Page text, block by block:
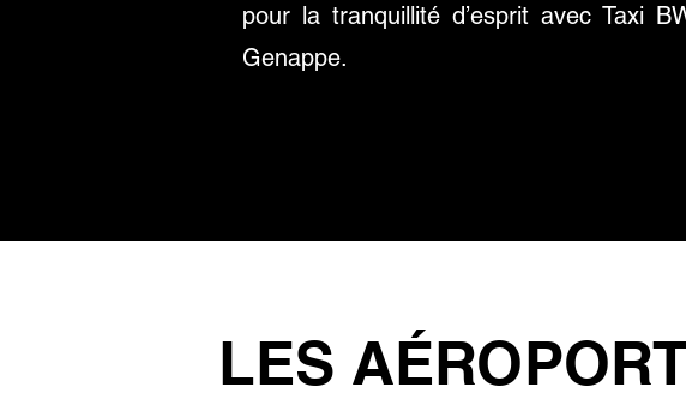
pour la tranquillité d’esprit avec Taxi
Genappe.
LES